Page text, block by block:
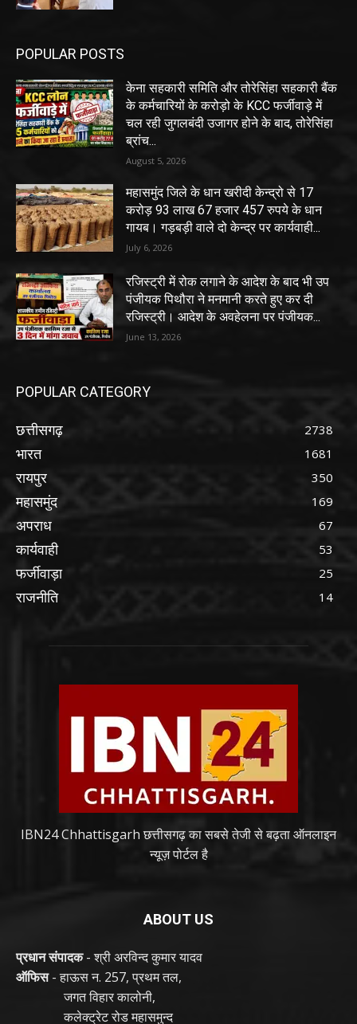
POPULAR POSTS
केना सहकारी समिति और तोरेसिंहा सहकारी बैंक
के कर्मचारियों के करोड़ो के KCC फर्जीवाड़े में
चल रही जुगलबंदी उजागर होने के बाद, तोरेसिंहा
ब्रांच...
August 5, 2026
महासमुंद जिले के धान खरीदी केन्द्रो से 17
करोड़ 93 लाख 67 हजार 457 रुपये के धान
गायब। गड़बड़ी वाले दो केन्द्र पर कार्यवाही...
July 6, 2026
रजिस्ट्री में रोक लगाने के आदेश के बाद भी उप
पंजीयक पिथौरा ने मनमानी करते हुए कर दी
रजिस्ट्री। आदेश के अवहेलना पर पंजीयक...
June 13, 2026
POPULAR CATEGORY
छत्तीसगढ़ 2738
भारत 1681
रायपुर 350
महासमुंद 169
अपराध 67
कार्यवाही 53
फर्जीवाड़ा 25
राजनीति 14
IBN24 Chhattisgarh छत्तीसगढ़ का सबसे तेजी से बढ़ता ऑनलाइन
न्यूज़ पोर्टल है
ABOUT US
प्रधान संपादक- श्री अरविन्द कुमार यादव
ऑफिस- हाऊस न. 257, प्रथम तल,
जगत विहार कालोनी,
कलेक्ट्रेट रोड महासमुन्द